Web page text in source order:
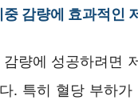
중 감량에 효과적인
감량에 성공하려면
. 특히 혈당 부하